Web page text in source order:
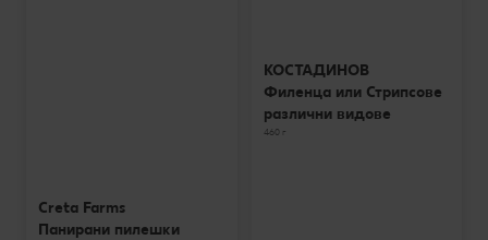
Creta Farms
Панирани пилешки
КОСТАДИНОВ
Филенца или Стрипсове
различни видове
460 г